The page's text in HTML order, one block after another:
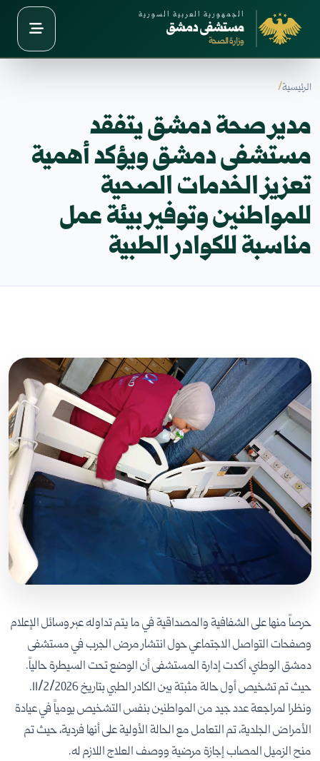
الجمهورية العربية السورية
مستشفى دمشق
وزارة الصحة
الرئيسية
مدير صحة دمشق يتفقد
مستشفى دمشق ويؤكد أهمية
تعزيز الخدمات الصحية
للمواطنين وتوفير بيئة عمل
مناسبة للكوادر الطبية
حرصاً منها على الشفافية والمصداقية في ما يتم تداوله عبر وسائل الإعلام
وصفحات التواصل الاجتماعي حول انتشار مرض الجرب في مستشفى
دمشق الوطني، أكدت إدارة المستشفى أن الوضع تحت السيطرة حالياً.
حيث تم تشخيص أول حالة مثبتة بين الكادر الطبي بتاريخ 11/2/2026.
ونظرا لمراجعة عدد جيد من المواطنين بنفس التشخيص يومياً في عيادة
الأمراض الجلدية، تم التعامل مع الحالة الأولية على أنها فردية، حيث تم
منح الزميل المصاب إجازة مرضية ووصف العلاج اللازم له.